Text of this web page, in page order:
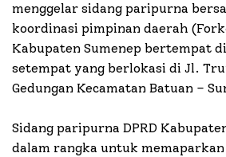
menggelar sidang paripurna
koordinasi pimpinan daerah
Kabupaten Sumenep bertempat di
setempat yang berlokasi di Jl.
Gedungan Kecamatan Batuan –
Sidang paripurna DPRD
dalam rangka untuk memaparkan